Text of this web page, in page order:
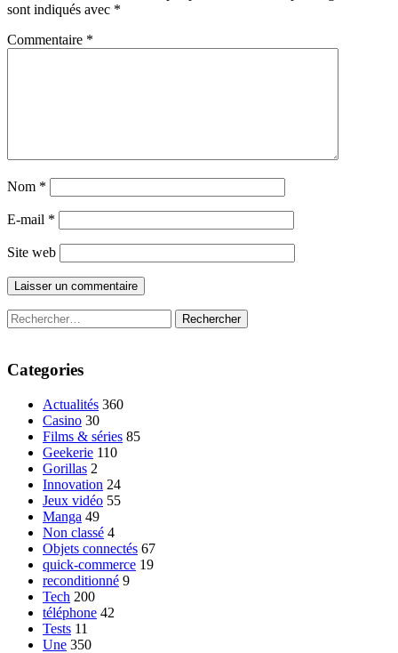
sont indiqués avec *
Commentaire *
Nom *
E-mail *
Site web
Rechercher :
Categories
Actualités 360
Casino 30
Films & séries 85
Geekerie 110
Gorillas 2
Innovation 24
Jeux vidéo 55
Manga 49
Non classé 4
Objets connectés 67
quick-commerce 19
reconditionné 9
Tech 200
téléphone 42
Tests 11
Une 350